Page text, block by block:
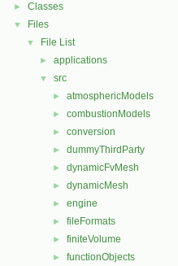
► Classes
▼ Files
▼ File List
► applications
▼ src
► atmosphericModels
► combustionModels
► conversion
► dummyThirdParty
► dynamicFvMesh
► dynamicMesh
► engine
► fileFormats
► finiteVolume
► functionObjects